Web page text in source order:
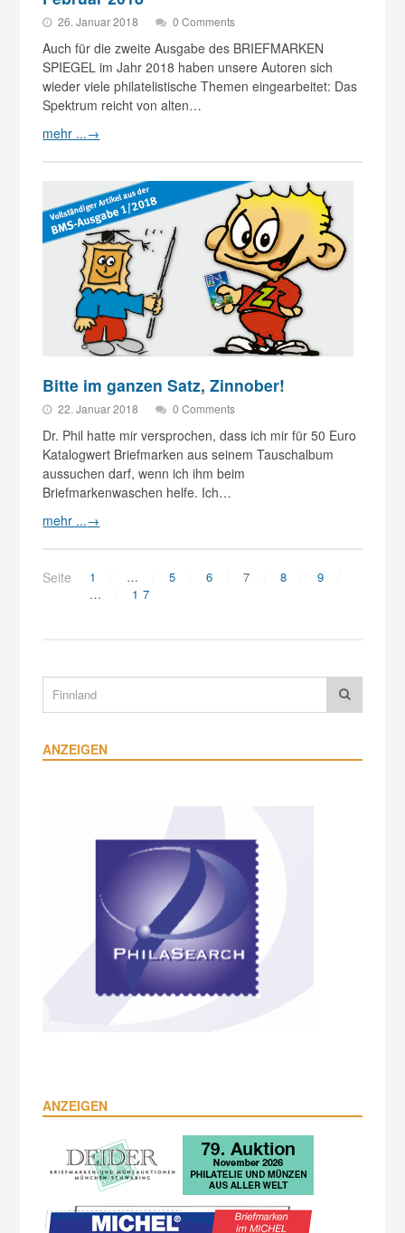
26. Januar 2018 0 Comments
Auch für die zweite Ausgabe des BRIEFMARKEN
SPIEGEL im Jahr 2018 haben unsere Autoren sich
wieder viele philatelistische Themen eingearbeitet: Das
Spektrum reicht von alten…
mehr ...→
Bitte im ganzen Satz, Zinnober!
22. Januar 2018 0 Comments
Dr. Phil hatte mir versprochen, dass ich mir für 50 Euro
Katalogwert Briefmarken aus seinem Tauschalbum
aussuchen darf, wenn ich ihm beim
Briefmarkenwaschen helfe. Ich…
mehr ...→
Seite 1 … 5 6 7 8
9
…
17
ANZEIGEN
ANZEIGEN